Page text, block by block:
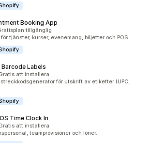
Booking App
totalt
tillgänglig
tjänster, kurser, evenemang, biljetter och POS
Barcode Labels
totaltatt installera
streckkodsgenerator för utskrift av etiketter (UPC,
Time Clock In
totaltatt installera
teamprovisioner och löner.